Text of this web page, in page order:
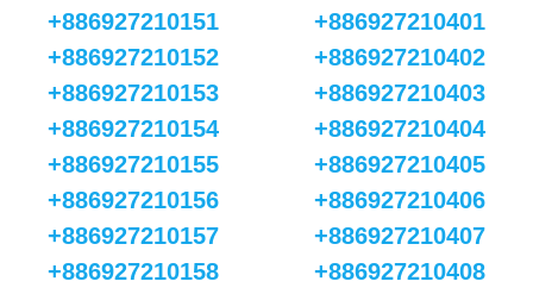
+886927210151
+886927210152
+886927210153
+886927210154
+886927210155
+886927210156
+886927210157
+886927210158
+886927210401
+886927210402
+886927210403
+886927210404
+886927210405
+886927210406
+886927210407
+886927210408